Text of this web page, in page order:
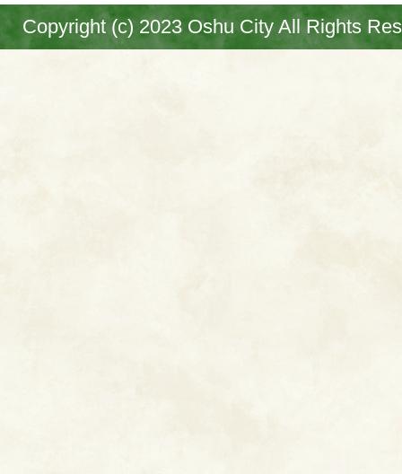
Copyright (c) 2023 Oshu City All Rights